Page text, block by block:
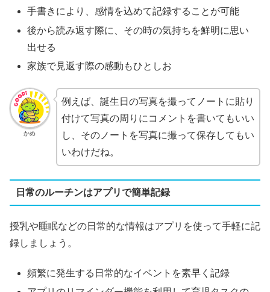
手書きにより、感情を込めて記録することが可能
後から読み返す際に、その時の気持ちを鮮明に思い
出せる
家族で見返す際の感動もひとしお
かめ
例えば、誕生日の写真を撮ってノートに貼り
付けて写真の周りにコメントを書いてもいい
し、そのノートを写真に撮って保存してもい
いわけだね。
日常のルーチンはアプリで簡単記録
授乳や睡眠などの日常的な情報はアプリを使って手軽に記
録しましょう。
頻繁に発生する日常的なイベントを素早く記録